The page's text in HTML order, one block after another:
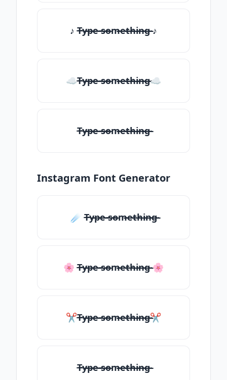
♪ T̶̴y̶̴p̶̴e̶̴ ̶̴s̶̴o̶̴m̶̴e̶̴t̶̴h̶̴i̶̴n̶̴g̶̴ ♪
☁T̶̴y̶̴p̶̴e̶̴ ̶̴s̶̴o̶̴m̶̴e̶̴t̶̴h̶̴i̶̴n̶̴g̶̴☁
T̶̴y̶̴p̶̴e̶̴ ̶̴s̶̴o̶̴m̶̴e̶̴t̶̴h̶̴i̶̴n̶̴g̶̴
Instagram Font Generator
☄️ T̶̴y̶̴p̶̴e̶̴ ̶̴s̶̴o̶̴m̶̴e̶̴t̶̴h̶̴i̶̴n̶̴g̶̴
🌸 T̶̴y̶̴p̶̴e̶̴ ̶̴s̶̴o̶̴m̶̴e̶̴t̶̴h̶̴i̶̴n̶̴g̶̴ 🌸
✂T̶̴y̶̴p̶̴e̶̴ ̶̴s̶̴o̶̴m̶̴e̶̴t̶̴h̶̴i̶̴n̶̴g̶̴✂
T̶̴y̶̴p̶̴e̶̴ ̶̴s̶̴o̶̴m̶̴e̶̴t̶̴h̶̴i̶̴n̶̴g̶̴